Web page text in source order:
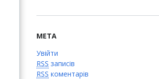
МЕТА
Увійти
RSS записів
RSS коментарів